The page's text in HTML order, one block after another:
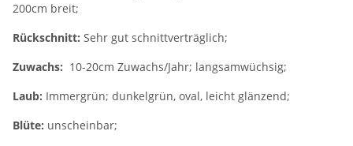
200cm breit;
Rückschnitt: Sehr gut schnittverträglich;
Zuwachs: 10-20cm Zuwachs/Jahr; langsamwüchsig;
Laub: Immergrün; dunkelgrün, oval, leicht glänzend;
Blüte: unscheinbar;